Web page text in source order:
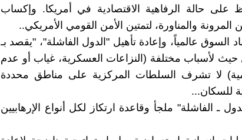
على حالة الرفاهية الاقتصادية في أمريكا. وإكساب
المرونة والمناورة، لتمتين الأمن القومي الأمريكي..
السوق عالمياً، وإعادة تأهيل "الدول الفاشلة"، "يقصد بـ
حيث لأسباب مختلفة (النزاعات العسكرية، غياب أو عدم
لا تشرف السلطات المركزية على مناطق محددة
للسكان...
ـ الفاشلة" ملجأ وقاعدة ارتكاز لكل أنواع الإرهابيين